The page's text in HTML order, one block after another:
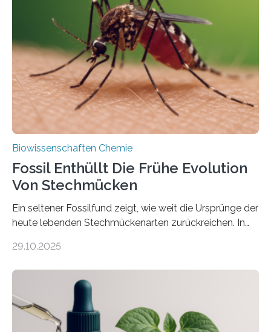
lebten. Unter den Vorfahren sticht eine Gruppe heraus,
die noch heute in der Natur vorkommt: die
Süßwasseralge Coleochaetophyceae. Einige Arten
dieser Gruppe bilden aus Zellfäden dichte Geflechte
mit scheibenförmiger Gestalt. Was auffällig ist: Die
nächsten…
Biowissenschaften Chemie
Fossil Enthüllt Die Frühe Evolution
Von Stechmücken
Ein seltener Fossilfund zeigt, wie weit die Ursprünge der
heute lebenden Stechmückenarten zurückreichen. In
Forschende die bisher älteste bekannte Stechmücken-
Region Kachin in Myanmar und hat sich in
ausgezeichnetem Zustand erhalten. Es konnte als neue
Art einer neuen Gattung beschrieben werden und trägt
nun den Namen Cretosabethes primaevus. Dieser erste
29.10.2025